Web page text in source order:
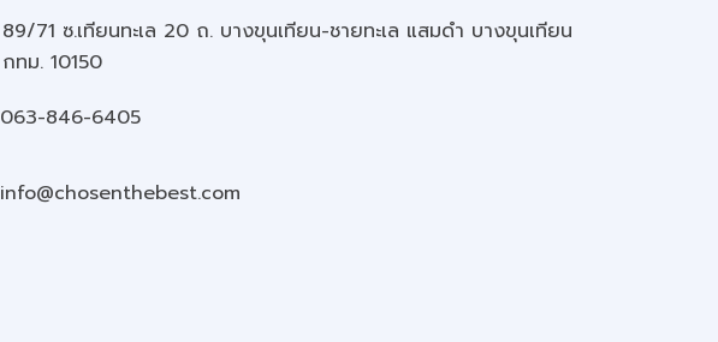
89/71 ซ.เทียนทะเล 20 ถ. บางขุนเทียน-ชายทะเล แสมดำ บางขุนเทียน
กทม. 10150
063-846-6405
info@chosenthebest.com